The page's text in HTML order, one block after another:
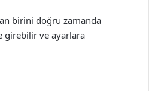
birini doğru zamanda
girebilir ve ayarlara